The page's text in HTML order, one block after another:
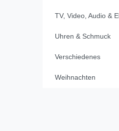
TV, Video, Audio &
Uhren & Schmuck
Verschiedenes
Weihnachten